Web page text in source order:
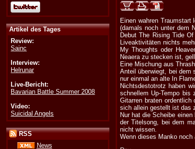
Artikel des Tages
Review:
Sainc
Interview:
Helrunar
Live-Bericht:
Bavarian Battle Summer 2008
Video:
Suicidal Angels
RSS
News
Einen wahren
(damals noch unter dem
Debut The Rising Tide
Liveaktivitäten nichts
My Thoughts oder
Neaera zu stecken ist,
Eine Mischung aus
Anteil überwiegt, bei dem
nur einmal an alte In
Nichtsdestotrotz haben
schnellem Up-Tempo bis
Gitarren braten
sich allein gestellt ist das
Nur hat die Scheibe
der Titelsong, bei dem
nicht wissen.
Wenn dieses Manko